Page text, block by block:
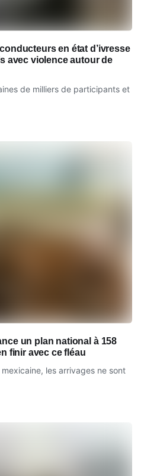
en état d’ivresse
avec violence autour de
de milliers de participants et
un plan national à 158
finir avec ce fléau
les arrivages ne sont